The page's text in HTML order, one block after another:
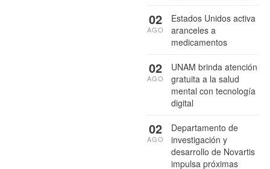
Estados Unidos activa
aranceles a
medicamentos
02
AGO
UNAM brinda atención
gratuita a la salud
mental con tecnología
digital
02
AGO
Departamento de
investigación y
desarrollo de Novartis
impulsa próximas
02
AGO